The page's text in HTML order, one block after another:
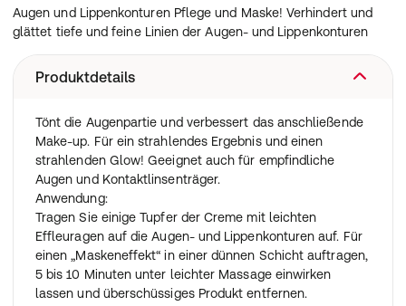
Augen und Lippenkonturen Pflege und Maske! Verhindert und
glättet tiefe und feine Linien der Augen- und Lippenkonturen
Produktdetails
Tönt die Augenpartie und verbessert das anschließende
Make-up. Für ein strahlendes Ergebnis und einen
strahlenden Glow! Geeignet auch für empfindliche
Augen und Kontaktlinsenträger.
Anwendung:
Tragen Sie einige Tupfer der Creme mit leichten
Effleuragen auf die Augen- und Lippenkonturen auf. Für
einen „Maskeneffekt“ in einer dünnen Schicht auftragen,
5 bis 10 Minuten unter leichter Massage einwirken
lassen und überschüssiges Produkt entfernen.